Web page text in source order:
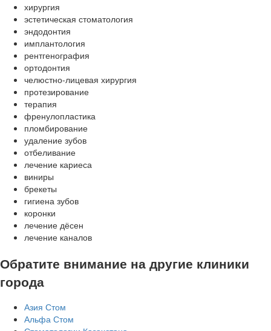
хирургия
эстетическая стоматология
эндодонтия
имплантология
рентгенография
ортодонтия
челюстно-лицевая хирургия
протезирование
терапия
френулопластика
пломбирование
удаление зубов
отбеливание
лечение кариеса
виниры
брекеты
гигиена зубов
коронки
лечение дёсен
лечение каналов
Обратите внимание на другие клиники
города
Азия Стом
Альфа Стом